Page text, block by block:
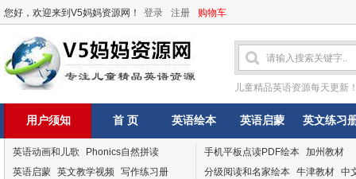
您好，欢迎来到V5妈妈资源网！ 登录 注册 购物车
儿童精品英语资源每天更新
用户须知 首 页 英语绘本 英语启蒙 英文练习
英语动画和儿歌
Phonics自然拼读
英语启蒙 英文教学视频 写作练习册
手机平板点读PDF绘本 加州教材
分级阅读和名家绘本 牛津教材 中